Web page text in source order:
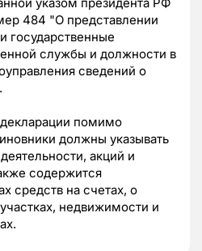
указом президента РФ
484 "О представлении
службы и должности в
сведений о
помимо
должны указывать
акций и
содержится
средств на счетах, о
недвижимости и